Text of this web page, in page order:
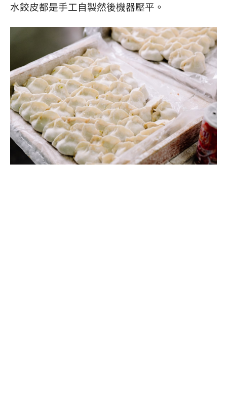
水餃皮都是手工自製然後機器壓平。